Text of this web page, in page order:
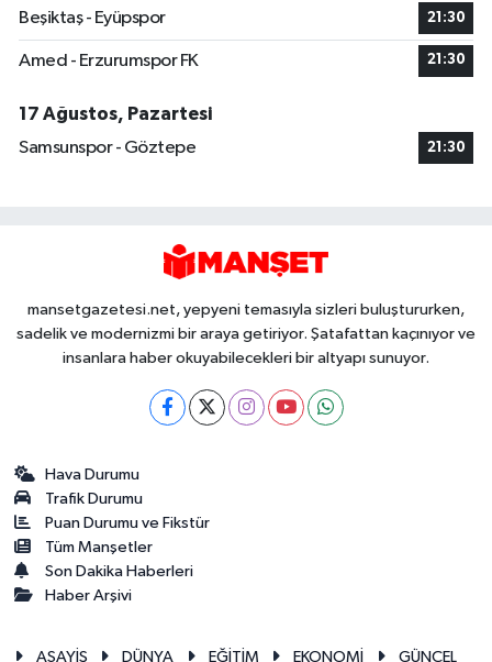
Beşiktaş - Eyüpspor 21:30
Amed - Erzurumspor FK 21:30
17 Ağustos, Pazartesi
Samsunspor - Göztepe
21:30
mansetgazetesi.net, yepyeni temasıyla sizleri buluştururken,
sadelik ve modernizmi bir araya getiriyor. Şatafattan kaçınıyor ve
insanlara haber okuyabilecekleri bir altyapı sunuyor.
Hava Durumu
Trafik Durumu
Puan Durumu ve Fikstür
Tüm Manşetler
Son Dakika Haberleri
Haber Arşivi
ASAYİŞ DÜNYA EĞİTİM EKONOMİ GÜNCEL